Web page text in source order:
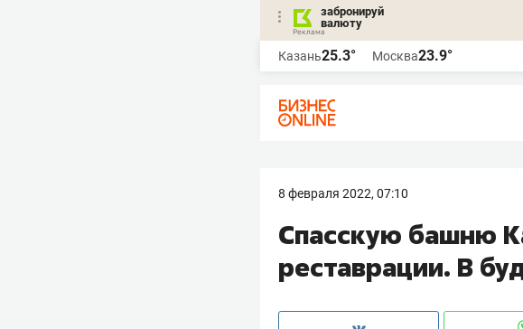
забронируй
валюту
Казань25.3° Москва23.9°
8 февраля 2022, 07:10
Спасскую башню
реставрации. В